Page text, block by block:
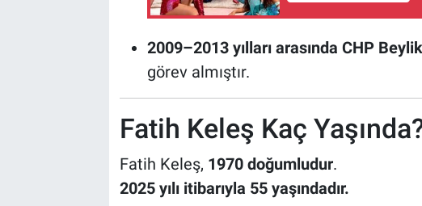
2009–2013 yılları arasında CHP
görev almıştır.
Fatih Keleş Kaç
Fatih Keleş, 1970 doğumludur.
2025 yılı itibarıyla 55 yaşındadır.